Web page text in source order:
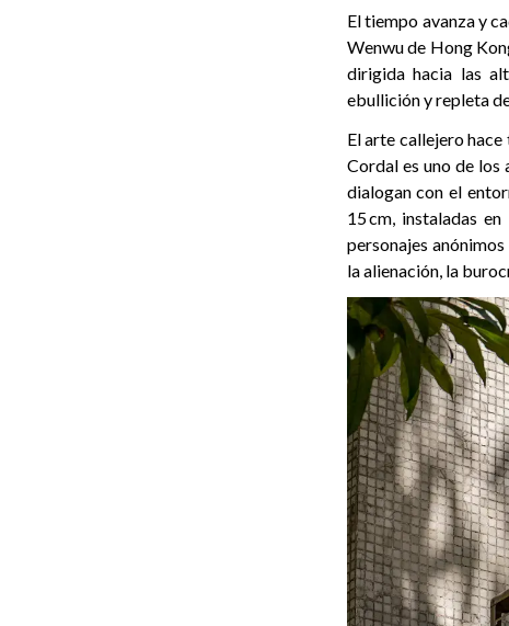
El tiempo avanza y
Wenwu de Hong
dirigida hacia las
ebullición y repleta
El arte callejero
Cordal es uno de los
dialogan con el
15 cm, instaladas
personajes
la alienación, la